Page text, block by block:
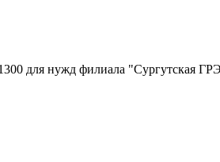
для нужд филиала